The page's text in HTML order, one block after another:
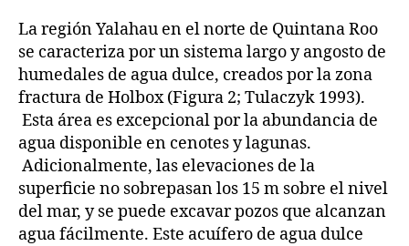
La región Yalahau en el norte de Quintana Roo
se caracteriza por un sistema largo y angosto de
humedales de agua dulce, creados por la zona
fractura de Holbox (Figura 2; Tulaczyk 1993).
Esta área es excepcional por la abundancia de
agua disponible en cenotes y lagunas.
Adicionalmente, las elevaciones de la
superficie no sobrepasan los 15 m sobre el nivel
del mar, y se puede excavar pozos que alcanzan
agua fácilmente. Este acuífero de agua dulce